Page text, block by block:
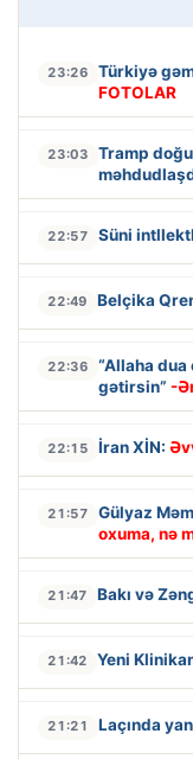
23:26 Türkiyə
FOTOLAR
23:03
Tramp
22:57 Süni
22:49 Belçika
22:36
“Allaha
gətirsin” -
22:15 İran XİN:
21:57 Gülyaz
oxuma, nə
21:47 Bakı və
21:42 Yeni
21:21 Laçında